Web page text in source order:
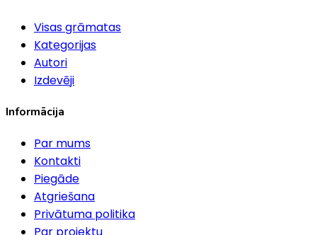
Visas grāmatas
Kategorijas
Autori
Izdevēji
Informācija
Par mums
Kontakti
Piegāde
Atgriešana
Privātuma politika